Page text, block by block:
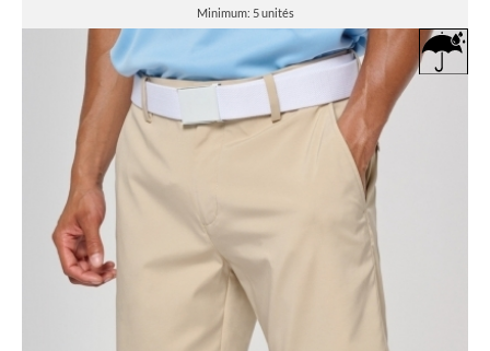
Minimum: 5 unités